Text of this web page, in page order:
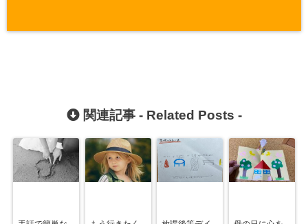
関連記事 - Related Posts -